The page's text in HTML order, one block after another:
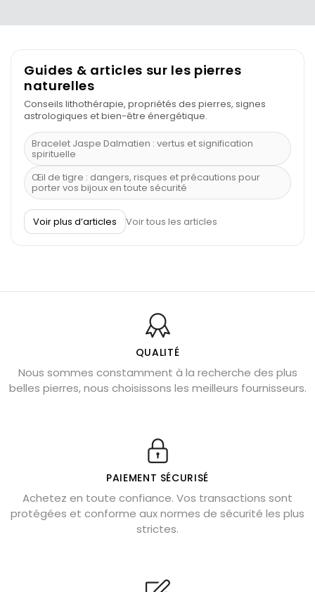
Guides & articles sur les pierres
naturelles
Conseils lithothérapie, propriétés des pierres, signes
astrologiques et bien-être énergétique.
Bracelet Jaspe Dalmatien : vertus et signification
spirituelle
Œil de tigre : dangers, risques et précautions pour
porter vos bijoux en toute sécurité
À quel poignet porter un bracelet de pierre
Découvrez le scorpion et ses pierres
Bienfaits de la sélénite – pierre des anges
L’améthyste est-elle faite pour moi ?
Chrysocolle : pierre apaisante
Obsidienne dorée : vertus et signification
Véritable citrine naturelle non chauffée
Où placer la citrine dans la maison
Cornaline : propriétés magiques
Capricorne : quelles pierres choisir
Shungite : purification et protection
Voir plus d’articles Voir tous les articles
QUALITÉ
Nous sommes constamment à la recherche des plus
belles pierres, nous choisissons les meilleurs fournisseurs.
PAIEMENT SÉCURISÉ
Achetez en toute confiance. Vos transactions sont
protégées et conforme aux normes de sécurité les plus
strictes.